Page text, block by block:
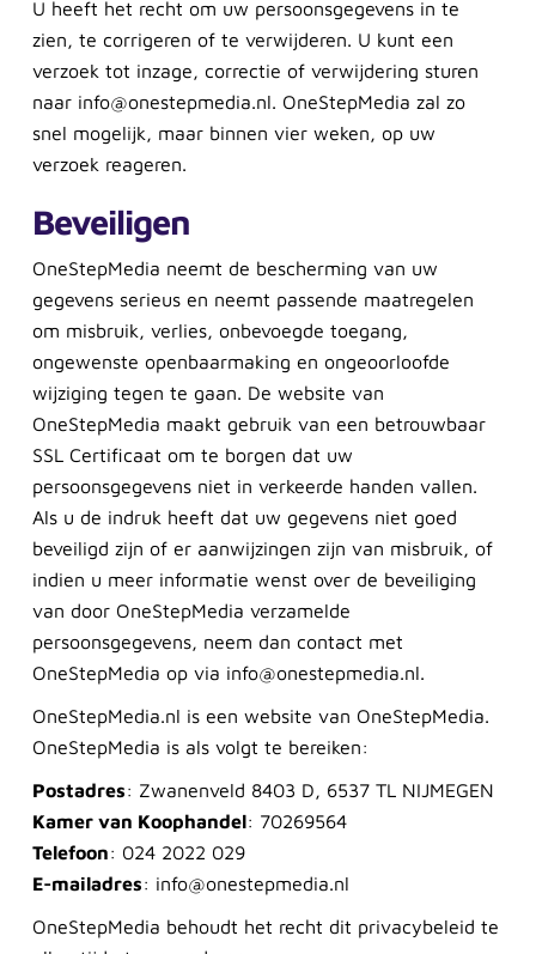
U heeft het recht om uw persoonsgegevens in te
zien, te corrigeren of te verwijderen. U kunt een
verzoek tot inzage, correctie of verwijdering sturen
naar info@onestepmedia.nl. OneStepMedia zal zo
snel mogelijk, maar binnen vier weken, op uw
verzoek reageren.
Beveiligen
OneStepMedia neemt de bescherming van uw
gegevens serieus en neemt passende maatregelen
om misbruik, verlies, onbevoegde toegang,
ongewenste openbaarmaking en ongeoorloofde
wijziging tegen te gaan. De website van
OneStepMedia maakt gebruik van een betrouwbaar
SSL Certificaat om te borgen dat uw
persoonsgegevens niet in verkeerde handen vallen.
Als u de indruk heeft dat uw gegevens niet goed
beveiligd zijn of er aanwijzingen zijn van misbruik, of
indien u meer informatie wenst over de beveiliging
van door OneStepMedia verzamelde
persoonsgegevens, neem dan contact met
OneStepMedia op via info@onestepmedia.nl.
OneStepMedia.nl is een website van OneStepMedia.
OneStepMedia is als volgt te bereiken:
Postadres: Zwanenveld 8403 D, 6537 TL NIJMEGEN
Kamer van Koophandel: 70269564
Telefoon: 024 2022 029
E-mailadres: info@onestepmedia.nl
OneStepMedia behoudt het recht dit privacybeleid te